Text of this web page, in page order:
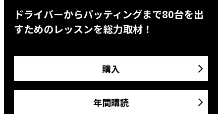
ドライバーからパッティングまで80台を出
すためのレッスンを総力取材！
購入
年間購読